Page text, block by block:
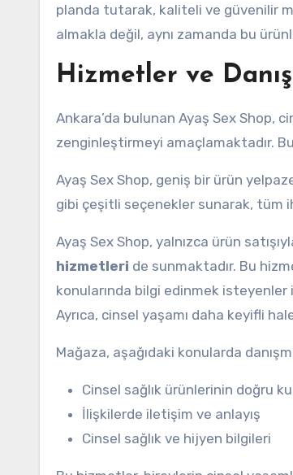
planda tutarak, kaliteli ve güvenilir
almakla değil, aynı zamanda bu
Hizmetler ve
Ankara’da bulunan Ayaş Sex Shop,
zenginleştirmeyi amaçlamaktadır.
Ayaş Sex Shop, geniş bir ürün
gibi çeşitli seçenekler sunarak, tüm
Ayaş Sex Shop, yalnızca ürün
hizmetleri de sunmaktadır. Bu
konularında bilgi edinmek
Ayrıca, cinsel yaşamı daha keyifli
Mağaza, aşağıdaki konularda
Cinsel sağlık ürünlerinin doğru
İlişkilerde iletişim ve anlayış
Cinsel sağlık ve hijyen bilgileri